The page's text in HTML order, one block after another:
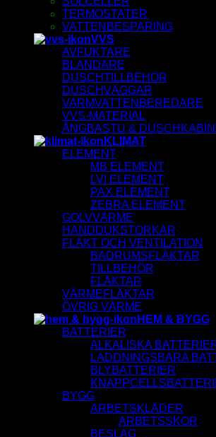
TERMOSTATER
VATTENBESPARING
VVS
AVFUKTARE
BLANDARE
DUSCHTILLBEHÖR
DUSCHVÄGGAR
VARMVATTENBEREDARE
VVS-MATERIAL
ÅNGBASTU &
KLIMAT
ELEMENT
MB ELEMENT
LVI ELEMENT
PAX ELEMENT
ZEBRA ELEMENT
GOLVVÄRME
HANDDUKSTORKAR
FLÄKT OCH VENTILATION
BADRUMSFLÄKTAR
TILLBEHÖR
FLÄKTAR
VÄRMEFLÄKTAR
ÖVRIG VÄRME
HEM & BYGG
BATTERIER
ALKALISKA
LADDNINGSBARA
BLYBATTERIER
BYGG
ARBETSKLÄDER
ARBETSSKOR
BESLAG